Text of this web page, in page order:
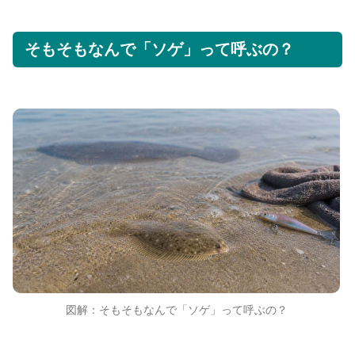
そもそもなんで「ソゲ」って呼ぶの？
図解：そもそもなんで「ソゲ」って呼ぶの？